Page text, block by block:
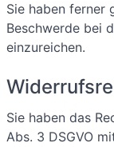
Sie haben ferner
Beschwerde bei
einzureichen.
Sie haben das
Abs. 3 DSGVO